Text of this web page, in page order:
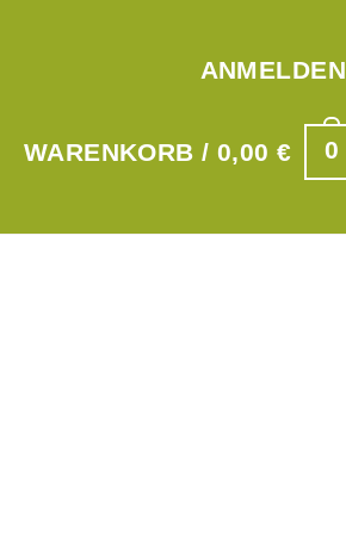
ANMELDEN
WARENKORB / 0,00€ 0